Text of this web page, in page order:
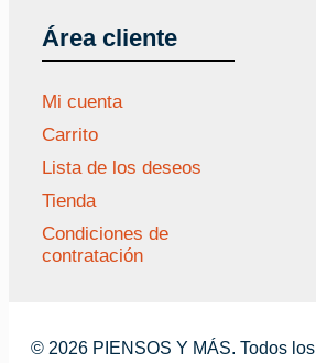
Área cliente
Mi cuenta
Carrito
Lista de los deseos
Tienda
Condiciones de
contratación
© 2026 PIENSOS Y MÁS. Todos los